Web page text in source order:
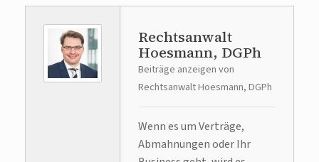
Rechtsanwalt
Hoesmann, DGPh
Beiträge anzeigen von
Rechtsanwalt Hoesmann, DGPh
Wenn es um Verträge,
Abmahnungen oder Ihr